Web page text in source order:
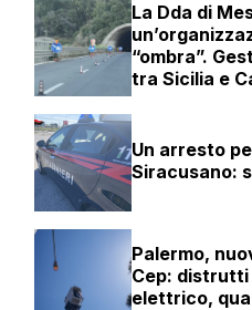
La Dda di
“ombra”.
tra Sicilia e
Un arresto
Siracusano:
Palermo,
Cep:
elettrico,